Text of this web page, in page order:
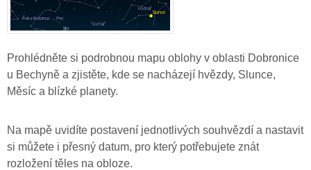
Prohlédněte si podrobnou mapu oblohy v oblasti Dobronice
u Bechyně a zjistěte, kde se nacházejí hvězdy, Slunce,
Měsíc a blízké planety.
Na mapě uvidíte postavení jednotlivých souhvězdí a nastavit
si můžete i přesný datum, pro který potřebujete znát
rozložení těles na obloze.